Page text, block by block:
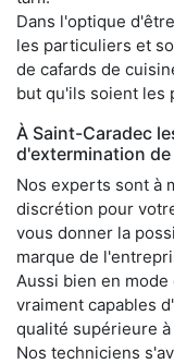
Dans l'optique
les particuliers et
de cafards de
but qu'ils soient les
À Saint-Caradec
d'extermination
Nos experts sont à
discrétion pour
vous donner la
marque de
Aussi bien en
vraiment capables
qualité supérieure
Nos techniciens